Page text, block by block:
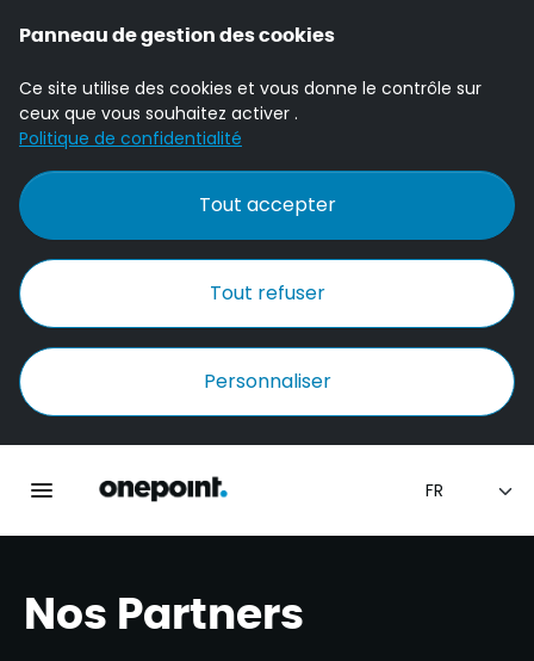
Panneau de gestion des cookies
Ce site utilise des cookies et vous donne le contrôle sur
ceux que vous souhaitez activer .
Politique de confidentialité
Tout accepter
Tout refuser
Personnaliser
Accueil Onepoint
Nos Partners